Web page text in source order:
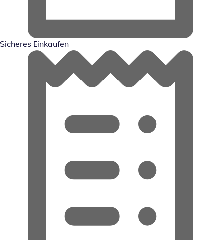
Sicheres Einkaufen